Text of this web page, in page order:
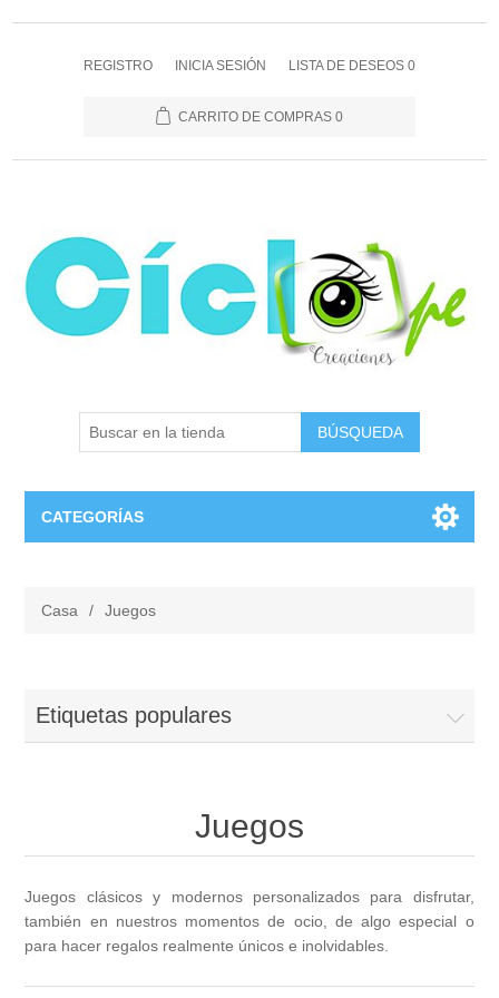
REGISTRO INICIA SESIÓN LISTA DE DESEOS 0
CARRITO DE COMPRAS 0
BÚSQUEDA
CATEGORÍAS
Vinilos para tod@s
Bolsas y bolsos
Marcapáginas
Para los Novios
Regalos para Invitados
Para Invitados Especiales
Caja de Luz Enamorados
Grabado
Jarras de cerveza
Vasos de Cerveza
Complementos Bebés
Carteles de puerta
Caja de luz Personalizada
Frikicosas
Casa / Juegos
Etiquetas populares
Juegos
Juegos clásicos y modernos personalizados para disfrutar,
también en nuestros momentos de ocio, de algo especial o
para hacer regalos realmente únicos e inolvidables.